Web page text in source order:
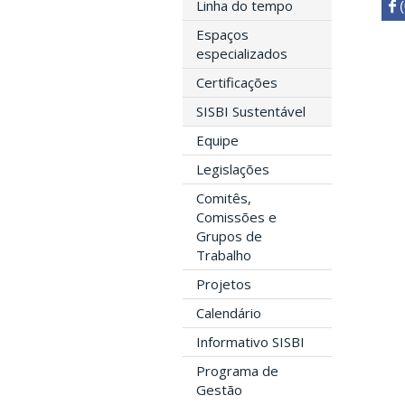
Linha do tempo
Espaços
especializados
Certificações
SISBI Sustentável
Equipe
Legislações
Comitês,
Comissões e
Grupos de
Trabalho
Projetos
Calendário
Informativo SISBI
Programa de
Gestão
